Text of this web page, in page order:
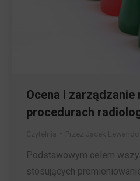
Ocena i zarządzanie
procedurach
Podstawowym celem
stosujących